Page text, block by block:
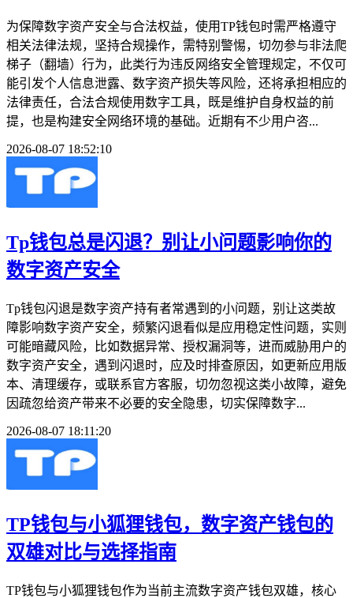
为保障数字资产安全与合法权益，使用TP钱包时需严格遵守
相关法律法规，坚持合规操作，需特别警惕，切勿参与非法爬
梯子（翻墙）行为，此类行为违反网络安全管理规定，不仅可
能引发个人信息泄露、数字资产损失等风险，还将承担相应的
法律责任，合法合规使用数字工具，既是维护自身权益的前
提，也是构建安全网络环境的基础。近期有不少用户咨...
2026-08-07 18:52:10
Tp钱包总是闪退？别让小问题影响你的
数字资产安全
Tp钱包闪退是数字资产持有者常遇到的小问题，别让这类故
障影响数字资产安全，频繁闪退看似是应用稳定性问题，实则
可能暗藏风险，比如数据异常、授权漏洞等，进而威胁用户的
数字资产安全，遇到闪退时，应及时排查原因，如更新应用版
本、清理缓存，或联系官方客服，切勿忽视这类小故障，避免
因疏忽给资产带来不必要的安全隐患，切实保障数字...
2026-08-07 18:11:20
TP钱包与小狐狸钱包，数字资产钱包的
双雄对比与选择指南
TP钱包与小狐狸钱包作为当前主流数字资产钱包双雄，核心